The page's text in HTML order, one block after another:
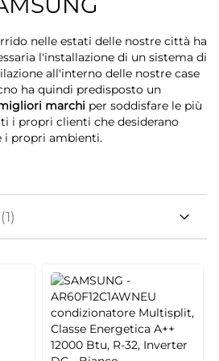
nelle estati delle nostre città ha
l'installazione di un sistema di
all'interno delle nostre case
ha quindi predisposto un
marchi per soddisfare le più
i propri clienti che desiderano
i propri ambienti.